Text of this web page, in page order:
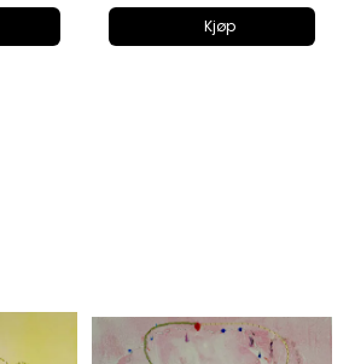
Kjøp